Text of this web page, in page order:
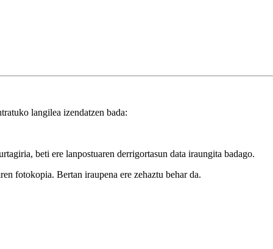
langilea izendatzen bada:
beti ere lanpostuaren derrigortasun data iraungita badago.
fotokopia. Bertan iraupena ere zehaztu behar da.